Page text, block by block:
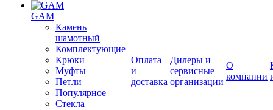
GAM
Камень
шамотный
Комплектующие
Крюки
Муфты
Петли
Популярное
Стекла
Оплата
и
доставка
Дилеры и
сервисные
организации
О
компании